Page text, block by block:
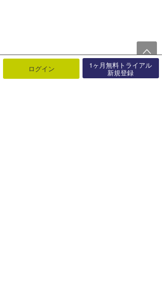
ログイン 1ヶ月無料トライアル
新規登録